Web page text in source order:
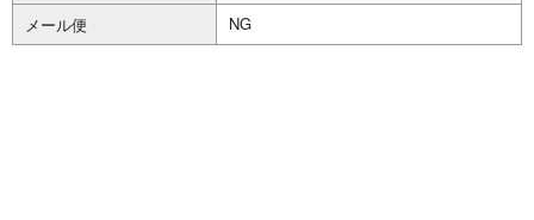
メール便
NG